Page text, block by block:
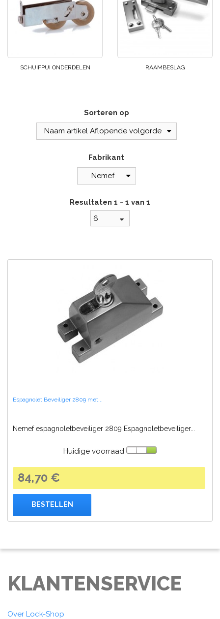
SCHUIFPUI ONDERDELEN RAAMBESLAG
Sorteren op
Naam artikel Aflopende volgorde
Fabrikant
Nemef
Resultaten 1 - 1 van 1
6
Espagnolet Beveiliger 2809 met...
Nemef espagnoletbeveiliger 2809 Espagnoletbeveiliger...
Huidige voorraad
84,70 €
BESTELLEN
KLANTENSERVICE
Over Lock-Shop